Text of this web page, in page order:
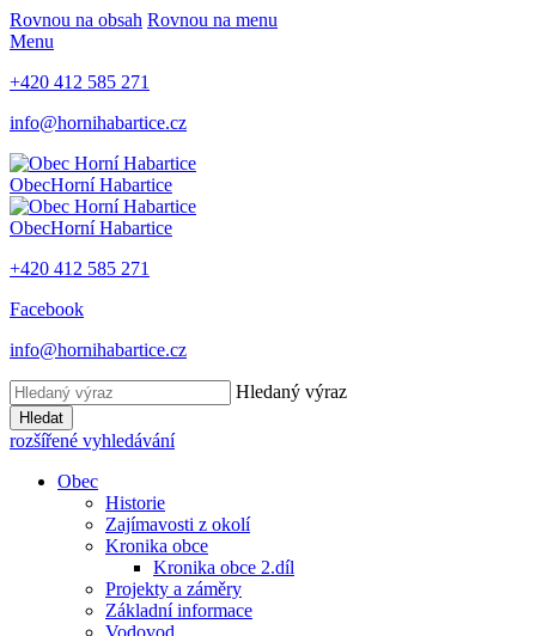
Rovnou na obsah Rovnou na menu
Menu
+420 412 585 271
info@hornihabartice.cz
ObecHorní Habartice
ObecHorní Habartice
+420 412 585 271
Facebook
info@hornihabartice.cz
Hledaný výraz
Hledat
rozšířené vyhledávání
Obec
Historie
Zajímavosti z okolí
Kronika obce
Kronika obce 2.díl
Projekty a záměry
Základní informace
Vodovod